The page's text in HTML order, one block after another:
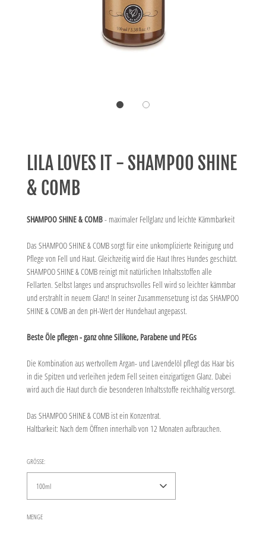
LILA LOVES IT - SHAMPOO SHINE
& COMB
SHAMPOO SHINE & COMB- maximaler Fellglanz und leichte Kämmbarkeit
Das SHAMPOO SHINE & COMB sorgt für eine unkomplizierte Reinigung und
Pflege von Fell und Haut. Gleichzeitig wird die Haut Ihres Hundes geschützt.
SHAMPOO SHINE & COMB reinigt mit natürlichen Inhaltsstoffen alle
Fellarten. Selbst langes und anspruchsvolles Fell wird so leichter kämmbar
und erstrahlt in neuem Glanz! In seiner Zusammensetzung ist das SHAMPOO
SHINE & COMB an den pH-Wert der Hundehaut angepasst.
Beste Öle pflegen - ganz ohne Silikone, Parabene und PEGs
Die Kombination aus wertvollem Argan- und Lavendelöl pflegt das Haar bis
in die Spitzen und verleihen jedem Fell seinen einzigartigen Glanz. Dabei
wird auch die Haut durch die besonderen Inhaltsstoffe reichhaltig versorgt.
Das SHAMPOO SHINE & COMB ist ein Konzentrat.
Haltbarkeit: Nach dem Öffnen innerhalb von 12 Monaten aufbrauchen.
GRÖSSE:
100ml
MENGE